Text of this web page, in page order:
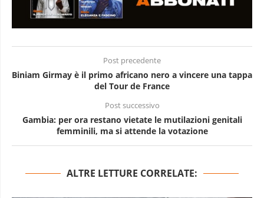
Post precedente
Biniam Girmay è il primo africano nero a vincere una tappa
del Tour de France
Post successivo
Gambia: per ora restano vietate le mutilazioni genitali
femminili, ma si attende la votazione
ALTRE LETTURE CORRELATE: